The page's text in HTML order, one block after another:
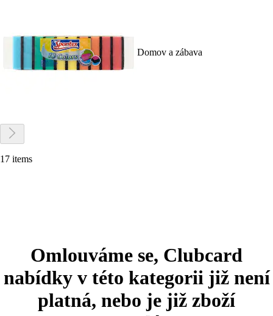
Domov a zábava
17 items
Omlouváme se, Clubcard
nabídky v této kategorii již není
platná, nebo je již zboží